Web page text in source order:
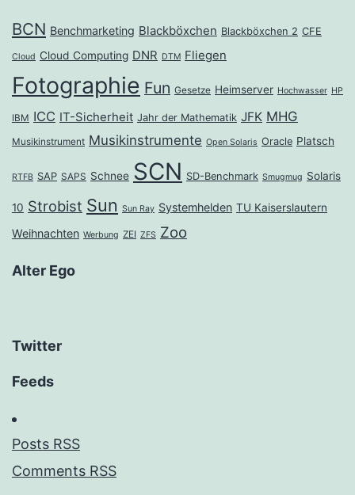
BCN Benchmarketing Blackböxchen Blackböxchen 2 CFE
Cloud Cloud Computing DNR DTM Fliegen
Fotographie Fun Gesetze Heimserver Hochwasser HP
IBM ICC IT-Sicherheit Jahr der Mathematik JFK MHG
Musikinstrument Musikinstrumente Open Solaris Oracle Platsch
RTFB SAP SAPS Schnee SCN SD-Benchmark Smugmug Solaris
10 Strobist Sun Sun Ray Systemhelden TU Kaiserslautern
Weihnachten Werbung ZEI ZFS Zoo
Alter Ego
Twitter
Feeds
Posts RSS
Comments RSS